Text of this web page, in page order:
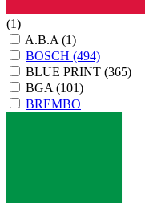
(1)
A.B.A (1)
BOSCH (494)
BLUE PRINT (365)
BGA (101)
BREMBO